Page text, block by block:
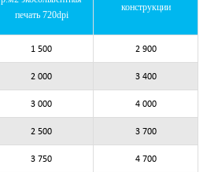
печать 720dpi
конструкции
1 500 2 900
2 000 3 400
3 000 4 000
2 500 3 700
3 750 4 700